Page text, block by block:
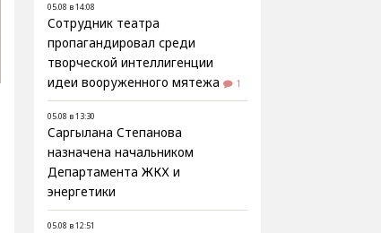
05.08 в 14:08
Сотрудник театра
пропагандировал среди
творческой интеллигенции
идеи вооруженного мятежа
1
05.08 в 13:30
Саргылана Степанова
назначена начальником
Департамента ЖКХ и
энергетики
05.08 в 12:51